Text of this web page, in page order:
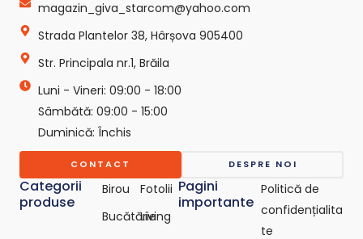
o r
m
-
v
r
e
p
o
-
c
o
m
Categorii
produse
Birou
Bucătărie
Fotolii
Living
Pagini
importante
Politică de
confidențialita
te
magazin_giva_starcom@yahoo.com
Strada Plantelor 38, Hârșova 905400
Str. Principala nr.1, Brăila
Luni - Vineri: 09:00 - 18:00
Sâmbătă: 09:00 - 15:00
Duminică: Închis
CONTACT DESPRE NOI